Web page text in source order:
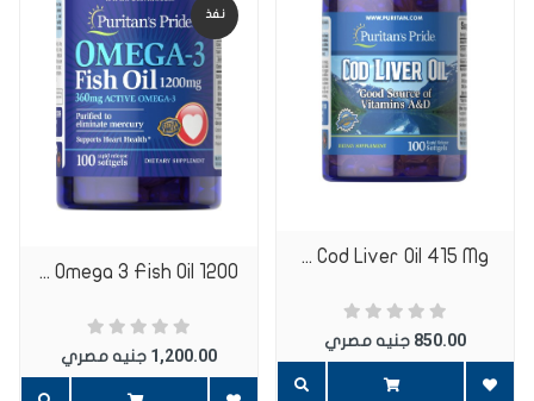
اضافة تعليق
اضف تعليق
Cod Liver Oil 415 Mg ...
850.00 جنيه مصري
نفذ
Omega 3 Fish Oil 1200 ...
1,200.00 جنيه مصري